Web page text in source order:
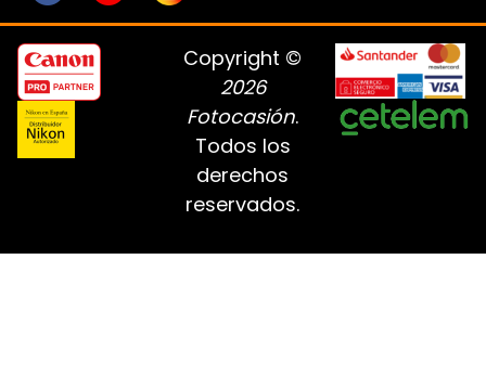
Copyright ©
2026
Fotocasión.
Todos los
derechos
reservados.